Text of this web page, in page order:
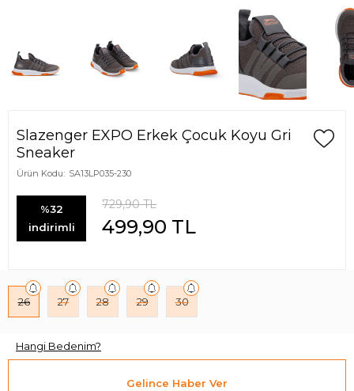
Slazenger EXPO Erkek Çocuk Koyu Gri
Sneaker
Ürün Kodu: SA13LP035-230
%32
indirimli
729,90TL
499,90 TL
26 27 28 29 30
Hangi Bedenim?
Gelince Haber Ver